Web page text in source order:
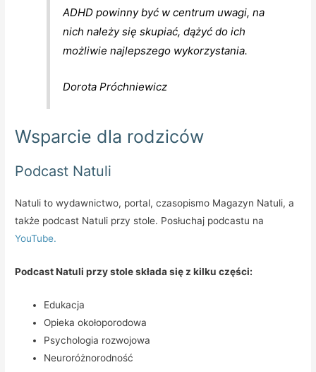
ADHD powinny być w centrum uwagi, na
nich należy się skupiać, dążyć do ich
możliwie najlepszego wykorzystania.
Dorota Próchniewicz
Wsparcie dla rodziców
Podcast Natuli
Natuli to wydawnictwo, portal, czasopismo Magazyn Natuli, a
także podcast Natuli przy stole. Posłuchaj podcastu na
YouTube.
Podcast Natuli przy stole składa się z kilku części:
Edukacja
Opieka okołoporodowa
Psychologia rozwojowa
Neuroróżnorodność